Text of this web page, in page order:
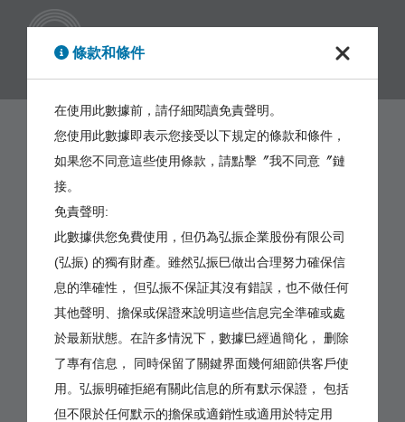
條款和條件
在使用此數據前，請仔細閱讀免責聲明。
您使用此數據即表示您接受以下規定的條款和條件，
如果您不同意這些使用條款，請點擊〞我不同意〞鏈
接。
免責聲明:
此數據供您免費使用，但仍為弘振企業股份有限公司
(弘振) 的獨有財產。雖然弘振巳做出合理努力確保信
息的準確性， 但弘振不保証其沒有錯誤，也不做任何
其他聲明、擔保或保證來說明這些信息完全準確或處
於最新狀態。在許多情況下，數據巳經過簡化， 删除
了專有信息， 同時保留了關鍵界面幾何細節供客戶使
用。弘振明確拒絕有關此信息的所有默示保證， 包括
但不限於任何默示的擔保或適銷性或適用於特定用